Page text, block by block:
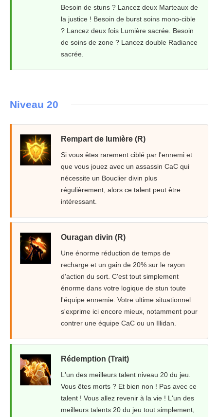
Besoin de stuns ? Lancez deux Marteaux de
la justice ! Besoin de burst soins mono-cible
? Lancez deux fois Lumière sacrée. Besoin
de soins de zone ? Lancez double Radiance
sacrée.
Niveau 20
Rempart de lumière (R)
Si vous êtes rarement ciblé par l'ennemi et
que vous jouez avec un assassin CaC qui
nécessite un Bouclier divin plus
régulièrement, alors ce talent peut être
intéressant.
Ouragan divin (R)
Une énorme réduction de temps de
recharge et un gain de 20% sur le rayon
d'action du sort. C'est tout simplement
énorme dans votre logique de stun toute
l'équipe ennemie. Votre ultime situationnel
s'exprime ici encore mieux, notamment pour
contrer une équipe CaC ou un Illidan.
Rédemption (Trait)
L'un des meilleurs talent niveau 20 du jeu.
Vous êtes morts ? Et bien non ! Pas avec ce
talent ! Vous allez revenir à la vie ! L'un des
meilleurs talents 20 du jeu tout simplement,